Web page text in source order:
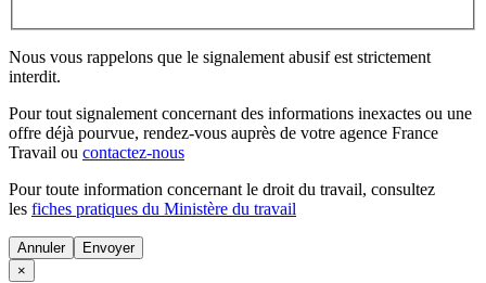
Nous vous rappelons que le signalement abusif est strictement
interdit.
Pour tout signalement concernant des informations inexactes ou une
offre déjà pourvue, rendez-vous auprès de votre agence France
Travail ou contactez-nous
Pour toute information concernant le droit du travail, consultez
les fiches pratiques du Ministère du travail
Annuler
×